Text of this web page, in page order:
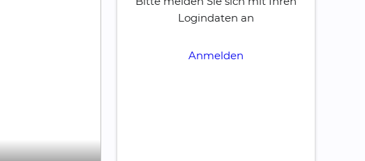
Logindaten an
Anmelden